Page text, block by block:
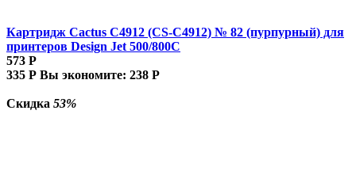
Картридж Cactus C4912 (CS-C4912) № 82 (пурпурный) для
принтеров Design Jet 500/800C
573 Р
335 Р Вы экономите: 238 Р
Скидка 53%